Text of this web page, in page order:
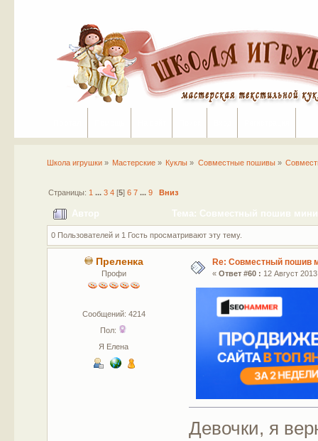
Школа игрушки» Мастерские » Куклы » Совместные пошивы»
Страницы: 1 ... 3 4[5] 6 7 ... 9 Вниз
Автор Тема: Совместный пошив
0 Пользователей и 1 Гость просматривают эту тему.
Преленка
Профи
Сообщений: 4214
Пол:
Я Елена
Re: Совместный пошив
« Ответ #60 : 12 Август
Девочки, я